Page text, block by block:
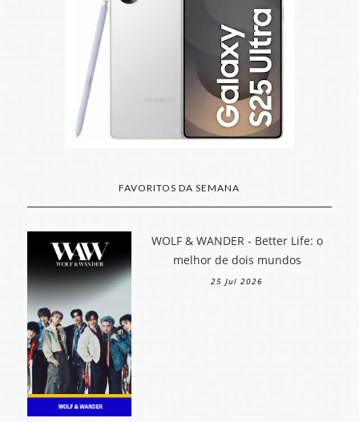
FAVORITOS DA SEMANA
WOLF & WANDER - Better Life: o
melhor de dois mundos
25 Jul 2026